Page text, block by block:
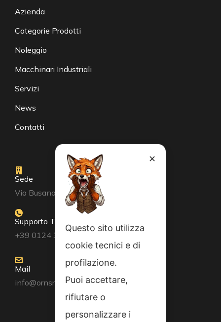
Azienda
Categorie Prodotti
Noleggio
Macchinari Industriali
Servizi
News
Contatti
Sede
Via Busano, 56, Favria (TO)
Supporto Tecnico
+39 0124 34071
Mail
info@ornsrl.it
✕
Questo sito utilizza
cookie tecnici e di
profilazione.
Puoi accettare,
rifiutare o
personalizzare i